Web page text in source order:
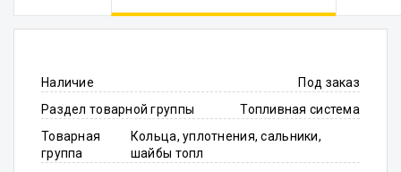
Наличие
Под заказ
Раздел товарной группы
Топливная система
Товарная
группа
Кольца, уплотнения, сальники,
шайбы топл